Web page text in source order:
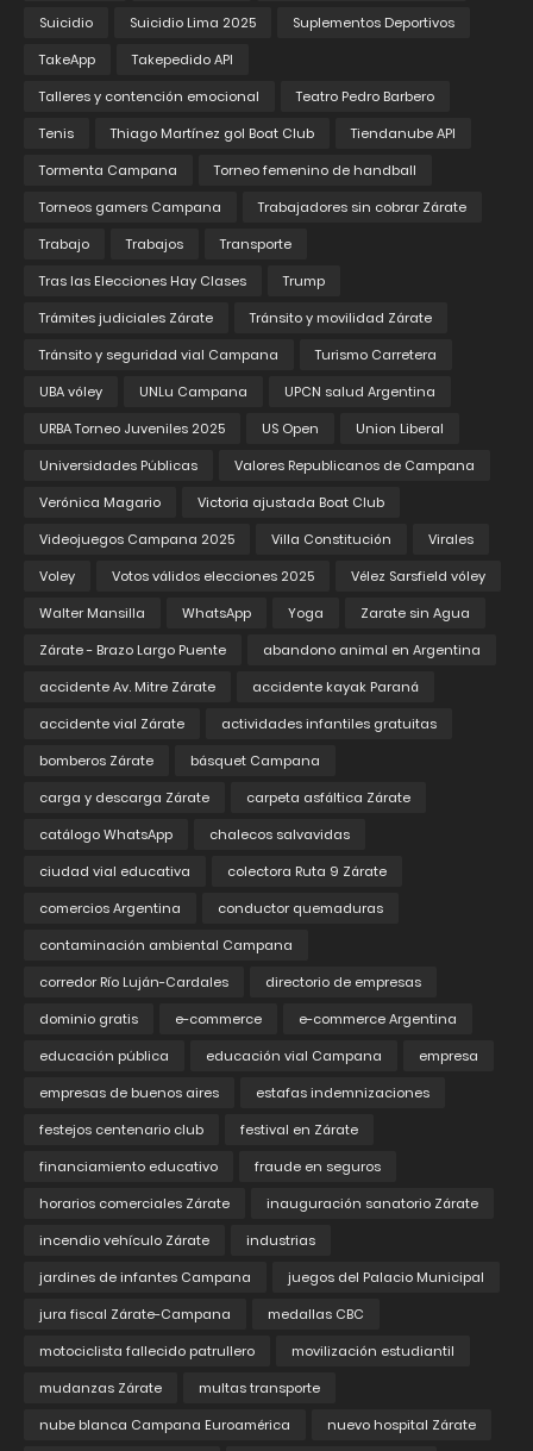
Suicidio
Suicidio Lima 2025
Suplementos Deportivos
TakeApp
Takepedido API
Talleres y contención emocional
Teatro Pedro Barbero
Tenis
Thiago Martínez gol Boat Club
Tiendanube API
Tormenta Campana
Torneo femenino de handball
Torneos gamers Campana
Trabajadores sin cobrar Zárate
Trabajo
Trabajos
Transporte
Tras las Elecciones Hay Clases
Trump
Trámites judiciales Zárate
Tránsito y movilidad Zárate
Tránsito y seguridad vial Campana
Turismo Carretera
UBA vóley
UNLu Campana
UPCN salud Argentina
URBA Torneo Juveniles 2025
US Open
Union Liberal
Universidades Públicas
Valores Republicanos de Campana
Verónica Magario
Victoria ajustada Boat Club
Videojuegos Campana 2025
Villa Constitución
Virales
Voley
Votos válidos elecciones 2025
Vélez Sarsfield vóley
Walter Mansilla
WhatsApp Yoga
Zarate sin Agua
Zárate - Brazo Largo Puente
abandono animal en Argentina
accidente Av. Mitre Zárate
accidente kayak Paraná
accidente vial Zárate
actividades infantiles gratuitas
bomberos Zárate
básquet Campana
carga y descarga Zárate
carpeta asfáltica Zárate
catálogo WhatsApp
chalecos salvavidas
ciudad vial educativa
colectora Ruta 9 Zárate
comercios Argentina
conductor quemaduras
contaminación ambiental Campana
corredor Río Luján-Cardales
directorio de empresas
dominio gratis
e-commerce
e-commerce Argentina
educación pública
educación vial Campana
empresa
empresas de buenos aires
estafas indemnizaciones
festejos centenario club
festival en Zárate
financiamiento educativo
fraude en seguros
horarios comerciales Zárate
inauguración sanatorio Zárate
incendio vehículo Zárate
industrias
jardines de infantes Campana
juegos del Palacio Municipal
jura fiscal Zárate-Campana
medallas CBC
motociclista fallecido patrullero
movilización estudiantil
mudanzas Zárate
multas transporte
nube blanca Campana Euroamérica
nuevo hospital Zárate